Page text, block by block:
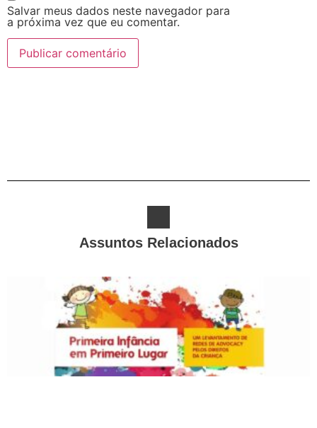
Salvar meus dados neste navegador para
a próxima vez que eu comentar.
Assuntos Relacionados